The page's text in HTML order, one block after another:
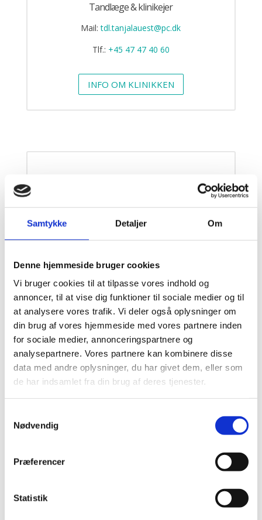
Samtykke Detaljer Om
Denne hjemmeside bruger cookies
Vi bruger cookies til at tilpasse vores indhold og
annoncer, til at vise dig funktioner til sociale medier og til
at analysere vores trafik. Vi deler også oplysninger om
din brug af vores hjemmeside med vores partnere inden
for sociale medier, annonceringspartnere og
analysepartnere. Vores partnere kan kombinere disse
data med andre oplysninger, du har givet dem, eller som
de har indsamlet fra din brug af deres tjenester.
Nødvendig
Præferencer
Statistik
Tandlæge & klinikejer
Mail:tdl.tanjalauest@pc.dk
Tlf.: +45 47 47 40 60
INFO OM KLINIKKEN
SOMMERFERIE I UGE
29/30/31
Her bor vi:
Østergade 8-10, 2.sal
3200 Helsinge
Tlf.:+45 47 47 40 60
Akut tandpine uden for åbningstid:
Tandlægevagten:+45 70 25 00 41
Klinikkens persondatapolitik for patientbehandling –